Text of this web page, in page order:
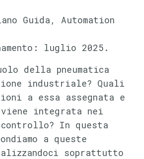
Guida, Automation
luglio 2025.
della pneumatica
industriale? Quali
a essa assegnata e
viene integrata nei
In questa
a queste
soprattutto